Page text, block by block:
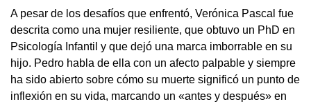
A pesar de los desafíos que enfrentó, Verónica Pascal fue
descrita como una mujer resiliente, que obtuvo un PhD en
Psicología Infantil y que dejó una marca imborrable en su
hijo. Pedro habla de ella con un afecto palpable y siempre
ha sido abierto sobre cómo su muerte significó un punto de
inflexión en su vida, marcando un «antes y después» en